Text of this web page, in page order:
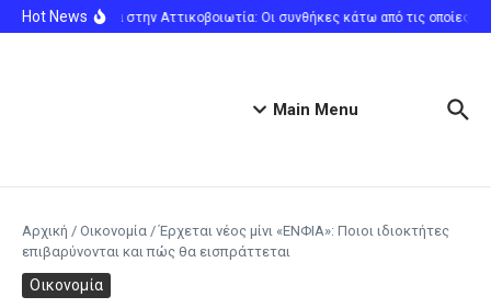
Μετάβαση στο περιεχόμενο
Hot NewsΠυρκαγιά στην Αττικοβοιωτία: Οι συνθήκες κάτω από τις οποίες
Main Menu
Αρχική / Οικονομία /Έρχεται νέος μίνι «ΕΝΦΙΑ»: Ποιοι ιδιοκτήτες
επιβαρύνονται και πώς θα εισπράττεται
Οικονομία